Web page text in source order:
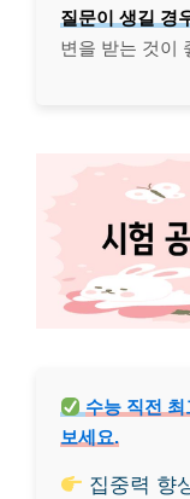
질문이 생길 경
변을 받는 것이
수능 직전
보세요.
집중력 향